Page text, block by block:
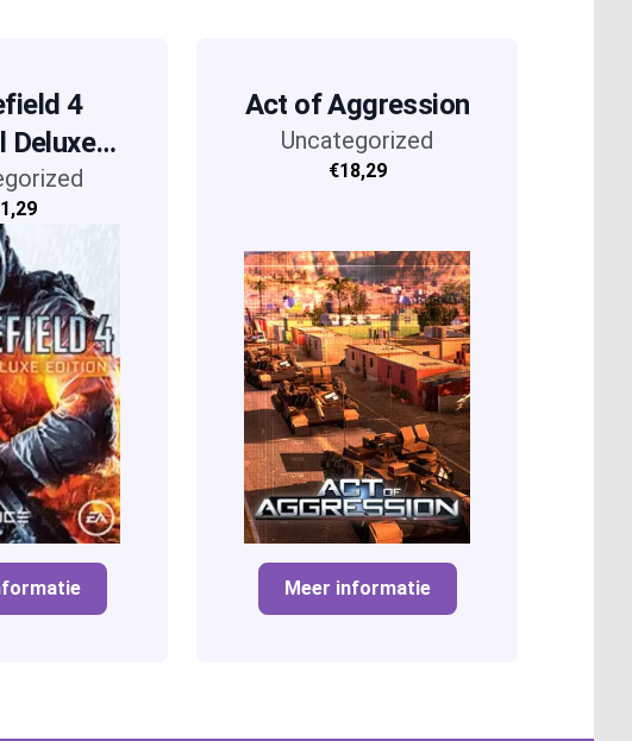
4
Deluxe
Act of Aggression
Uncategorized
€18,29
Meer informatie